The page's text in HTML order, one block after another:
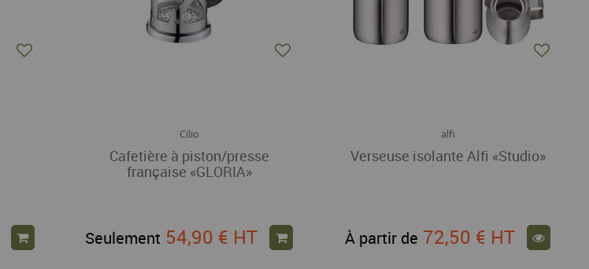
Cilio
Cafetière à piston/presse
française «GLORIA»
Seulement 54,90 € HT
alfi
Verseuse isolante Alfi «Studio»
À partir de 72,50 € HT